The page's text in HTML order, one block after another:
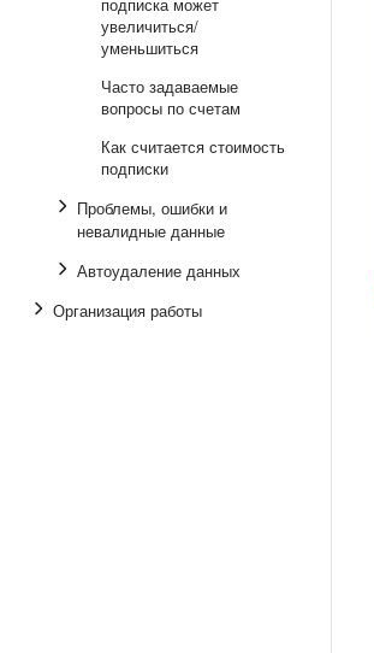
увеличиться/
уменьшиться
Часто задаваемые
вопросы по счетам
Как считается стоимость
подписки
Проблемы, ошибки и
невалидные данные
Автоудаление данных
Организация работы